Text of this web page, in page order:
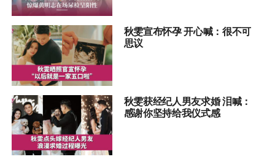
秋雯宣布怀孕 开心喊：很不可
思议
秋雯获经纪人男友求婚 泪喊：
感谢你坚持给我仪式感